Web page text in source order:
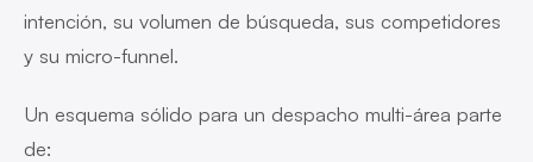
intención, su volumen de búsqueda, sus competidores
y su micro-funnel.
Un esquema sólido para un despacho multi-área parte
de: